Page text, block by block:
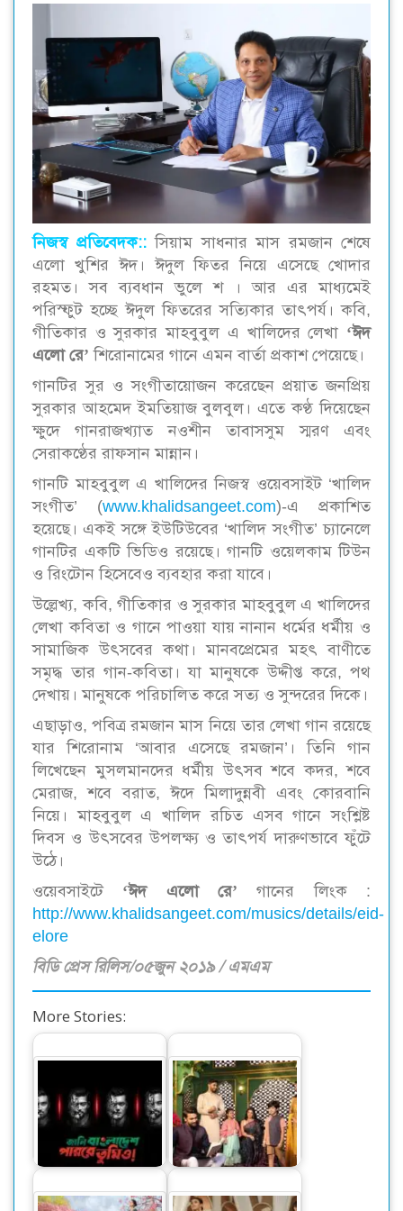
নিজস্ব প্রতিবেদক::সিয়াম সাধনার মাস রমজান শেষে
এলো খুশির ঈদ। ঈদুল ফিতর নিয়ে এসেছে খোদার
রহমত। সব ব‌্যবধান ভুলে শ । আর এর মাধ্যমেই
পরিস্ফুট হচ্ছে ঈদুল ফিতরের সত্যিকার তাৎপর্য। কবি,
গীতিকার ও সুরকার মাহবুবুল এ খালিদের লেখা ‘ঈদ
এলো রে’ শিরোনামের গানে এমন বার্তা প্রকাশ পেয়েছে।
গানটির সুর ও সংগীতায়োজন করেছেন প্রয়াত জনপ্রিয়
সুরকার আহমেদ ইমতিয়াজ বুলবুল। এতে কণ্ঠ দিয়েছেন
ক্ষুদে গানরাজখ‌্যাত নওশীন তাবাসসুম স্মরণ এবং
সেরাকণ্ঠের রাফসান মান্নান।
গানটি মাহবুবুল এ খালিদের নিজস্ব ওয়েবসাইট ‘খালিদ
সংগীত’ (www.khalidsangeet.com)-এ প্রকাশিত
হয়েছে। একই সঙ্গে ইউটিউবের ‘খালিদ সংগীত’ চ্যানেলে
গানটির একটি ভিডিও রয়েছে। গানটি ওয়েলকাম টিউন
ও রিংটোন হিসেবেও ব‌্যবহার করা যাবে।
উল্লেখ‌্য, কবি, গীতিকার ও সুরকার মাহবুবুল এ খালিদের
লেখা কবিতা ও গানে পাওয়া যায় নানান ধর্মের ধর্মীয় ও
সামাজিক উৎসবের কথা। মানবপ্রেমের মহৎ বাণীতে
সমৃদ্ধ তার গান-কবিতা। যা মানুষকে উদ্দীপ্ত করে, পথ
দেখায়। মানুষকে পরিচালিত করে সত্য ও সুন্দরের দিকে।
এছাড়াও, পবিত্র রমজান মাস নিয়ে তার লেখা গান রয়েছে
যার শিরোনাম ‘আবার এসেছে রমজান’। তিনি গান
লিখেছেন মুসলমানদের ধর্মীয় উৎসব শবে কদর, শবে
মেরাজ, শবে বরাত, ঈদে মিলাদুন্নবী এবং কোরবানি
নিয়ে। মাহবুবুল এ খালিদ রচিত এসব গানে সংশ্লিষ্ট
দিবস ও উৎসবের উপলক্ষ্য ও তাৎপর্য দারুণভাবে ফুঁটে
উঠে।
ওয়েবসাইটে ‘ঈদ এলো রে’ গানের লিংক :
http://www.khalidsangeet.com/musics/details/eid-
elore
বিডি প্রেস রিলিস/০৫জুন ২০১৯ / এমএম
More Stories:
বিশ্বকাপ উন্মাদনায় ‘ডঙ্কা
সং’ নিয়ে এলো রবি
সারা’র ঈদুল আযহা
আয়োজন